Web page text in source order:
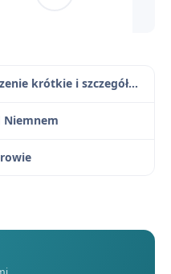
Nad Niemnem - streszczenie krótkie i szczegółowe
Niemnem